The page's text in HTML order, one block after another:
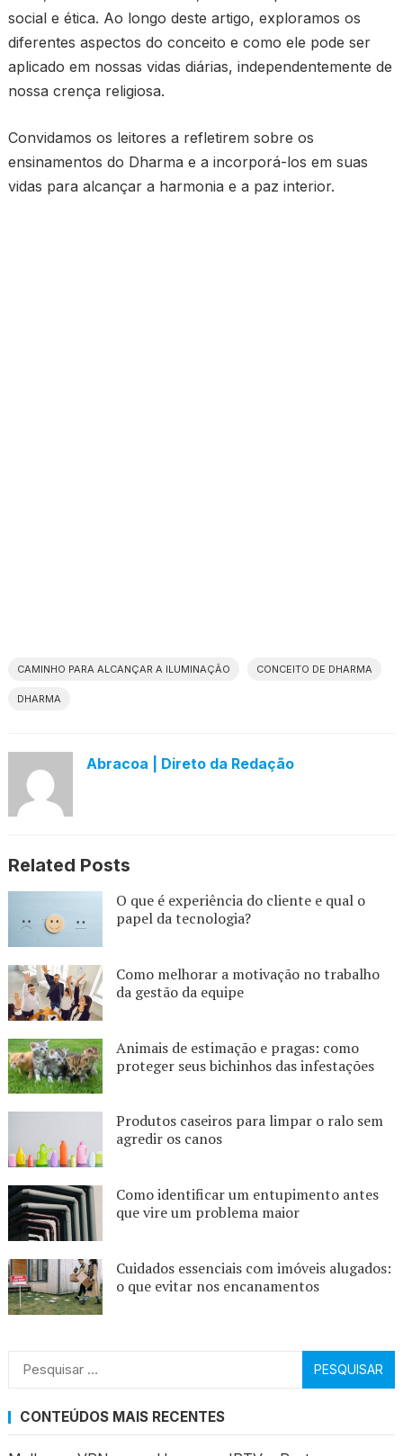
social e ética. Ao longo deste artigo, exploramos os
diferentes aspectos do conceito e como ele pode ser
aplicado em nossas vidas diárias, independentemente de
nossa crença religiosa.
Convidamos os leitores a refletirem sobre os
ensinamentos do Dharma e a incorporá-los em suas
vidas para alcançar a harmonia e a paz interior.
CAMINHO PARA ALCANÇAR A ILUMINAÇÃO CONCEITO DE DHARMA
DHARMA
Abracoa | Direto da Redação
Related Posts
O que é experiência do cliente e qual o
papel da tecnologia?
Como melhorar a motivação no trabalho
da gestão da equipe
Animais de estimação e pragas: como
proteger seus bichinhos das infestações
Produtos caseiros para limpar o ralo sem
agredir os canos
Como identificar um entupimento antes
que vire um problema maior
Cuidados essenciais com imóveis alugados:
o que evitar nos encanamentos
Pesquisar
CONTEÚDOS MAIS RECENTES